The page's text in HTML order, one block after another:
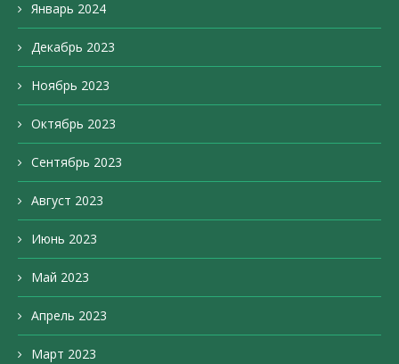
Январь 2024
Декабрь 2023
Ноябрь 2023
Октябрь 2023
Сентябрь 2023
Август 2023
Июнь 2023
Май 2023
Апрель 2023
Март 2023